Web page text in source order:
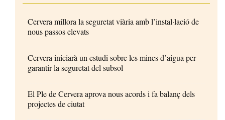
Cervera millora la seguretat viària amb l’instal·lació de
nous passos elevats
Cervera iniciarà un estudi sobre les mines d’aigua per
garantir la seguretat del subsol
El Ple de Cervera aprova nous acords i fa balanç dels
projectes de ciutat